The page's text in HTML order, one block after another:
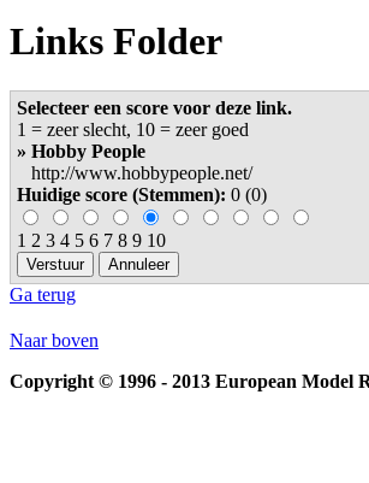
Links Folder
Selecteer een score voor deze link.
1 = zeer slecht, 10 = zeer goed
» Hobby People
http://www.hobbypeople.net/
Huidige score (Stemmen): 0 (0)
1 2 3 4 5 6 7 8 9 10
Ga terug
Naar boven
Copyright © 1996 - 2013 European Model